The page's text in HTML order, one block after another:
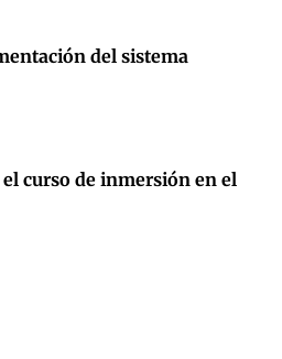
del sistema
curso de inmersión en el